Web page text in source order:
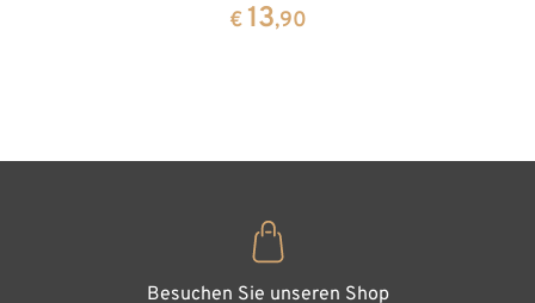
€ 13,90
Besuchen Sie unseren Shop